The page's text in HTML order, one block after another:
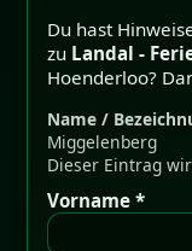
Du hast
zu Landal -
Hoenderloo?
Name /
Miggelenberg
Dieser Eintrag
Vorname *